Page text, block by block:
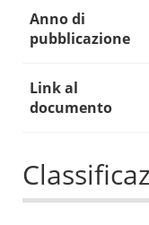
Anno di
pubblicazione
Link al
documento